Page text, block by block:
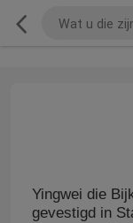
Yingwei die
gevestigd in